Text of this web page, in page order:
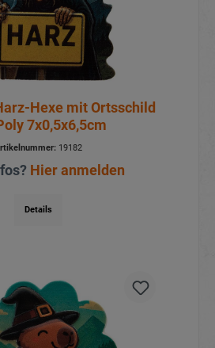
Hexe mit Ortsschild
7x0,5x6,5cm
19182
Hier anmelden
Details